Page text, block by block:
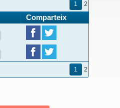
1 2
Comparteix
1 2